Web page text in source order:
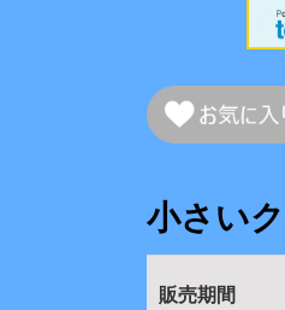
小さい
販売期間